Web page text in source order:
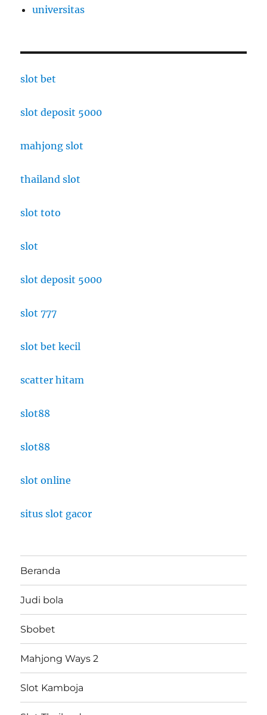
universitas
slot bet
slot deposit 5000
mahjong slot
thailand slot
slot toto
slot
slot deposit 5000
slot 777
slot bet kecil
scatter hitam
slot88
slot88
slot online
situs slot gacor
Beranda
Judi bola
Sbobet
Mahjong Ways 2
Slot Kamboja